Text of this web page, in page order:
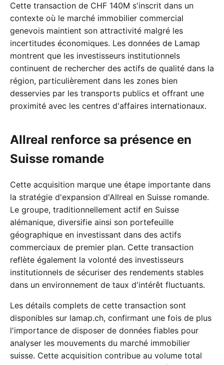
Cette transaction de CHF 140M s'inscrit dans un
contexte où le marché immobilier commercial
genevois maintient son attractivité malgré les
incertitudes économiques. Les données de Lamap
montrent que les investisseurs institutionnels
continuent de rechercher des actifs de qualité dans la
région, particulièrement dans les zones bien
desservies par les transports publics et offrant une
proximité avec les centres d'affaires internationaux.
Allreal renforce sa présence en
Suisse romande
Cette acquisition marque une étape importante dans
la stratégie d'expansion d'Allreal en Suisse romande.
Le groupe, traditionnellement actif en Suisse
alémanique, diversifie ainsi son portefeuille
géographique en investissant dans des actifs
commerciaux de premier plan. Cette transaction
reflète également la volonté des investisseurs
institutionnels de sécuriser des rendements stables
dans un environnement de taux d'intérêt fluctuants.
Les détails complets de cette transaction sont
disponibles sur lamap.ch, confirmant une fois de plus
l'importance de disposer de données fiables pour
analyser les mouvements du marché immobilier
suisse. Cette acquisition contribue au volume total